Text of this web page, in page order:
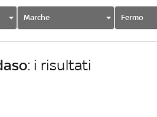
Marche Fermo
: i risultati